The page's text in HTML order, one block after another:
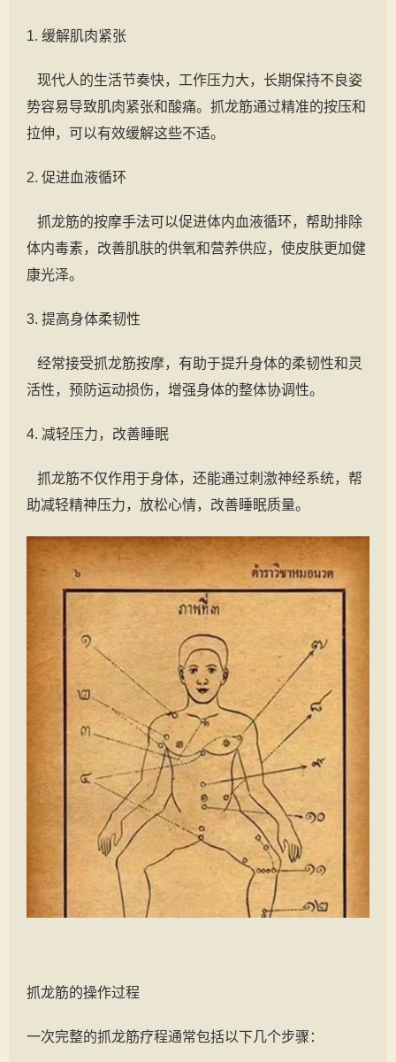
1. 缓解肌肉紧张
现代人的生活节奏快，工作压力大，长期保持不良姿
势容易导致肌肉紧张和酸痛。抓龙筋通过精准的按压和
拉伸，可以有效缓解这些不适。
2. 促进血液循环
抓龙筋的按摩手法可以促进体内血液循环，帮助排除
体内毒素，改善肌肤的供氧和营养供应，使皮肤更加健
康光泽。
3. 提高身体柔韧性
经常接受抓龙筋按摩，有助于提升身体的柔韧性和灵
活性，预防运动损伤，增强身体的整体协调性。
4. 减轻压力，改善睡眠
抓龙筋不仅作用于身体，还能通过刺激神经系统，帮
助减轻精神压力，放松心情，改善睡眠质量。
抓龙筋的操作过程
一次完整的抓龙筋疗程通常包括以下几个步骤：